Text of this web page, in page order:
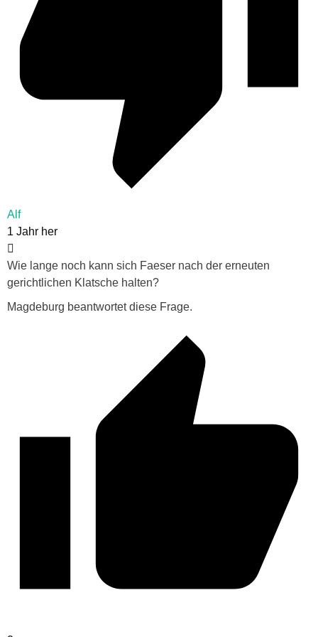
Alf
1 Jahr her
Wie lange noch kann sich Faeser nach der erneuten
gerichtlichen Klatsche halten?
Magdeburg beantwortet diese Frage.